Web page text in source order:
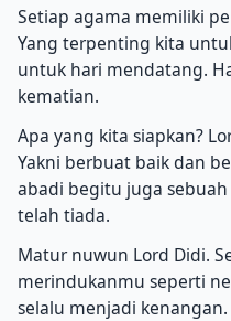
Setiap agama memiliki
Yang terpenting kita
untuk hari mendatang.
kematian.
Apa yang kita siapkan?
Yakni berbuat baik dan
abadi begitu juga
telah tiada.
Matur nuwun Lord Didi.
merindukanmu seperti
selalu menjadi